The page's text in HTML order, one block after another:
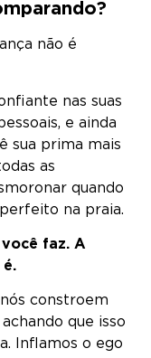
não é
nas suas
e ainda
sua prima mais
as
quando
na praia.
faz. A
é.
constroem
que isso
Inflamos o ego